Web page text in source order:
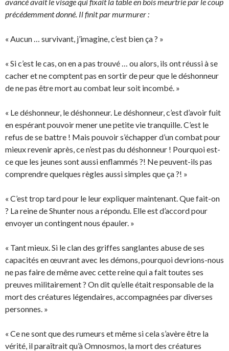
précédemment donné. Il finit par murmurer :
« Aucun … survivant, j’imagine, c’est bien ça ? »
« Si c’est le cas, on en a pas trouvé … ou alors, ils ont réussi à se
cacher et ne comptent pas en sortir de peur que le déshonneur
de ne pas être mort au combat leur soit incombé. »
« Le déshonneur, le déshonneur. Le déshonneur, c’est d’avoir fuit
en espérant pouvoir mener une petite vie tranquille. C’est le
refus de se battre ! Mais pouvoir s’échapper d’un combat pour
mieux revenir après, ce n’est pas du déshonneur ! Pourquoi est-
ce que les jeunes sont aussi enflammés ?! Ne peuvent-ils pas
comprendre quelques règles aussi simples que ça ?! »
« C’est trop tard pour le leur expliquer maintenant. Que fait-on
? La reine de Shunter nous a répondu. Elle est d’accord pour
envoyer un contingent nous épauler. »
« Tant mieux. Si le clan des griffes sanglantes abuse de ses
capacités en œuvrant avec les démons, pourquoi devrions-nous
ne pas faire de même avec cette reine qui a fait toutes ses
preuves militairement ? On dit qu’elle était responsable de la
mort des créatures légendaires, accompagnées par diverses
personnes. »
« Ce ne sont que des rumeurs et même si cela s’avère être la
vérité, il paraîtrait qu’à Omnosmos, la mort des créatures